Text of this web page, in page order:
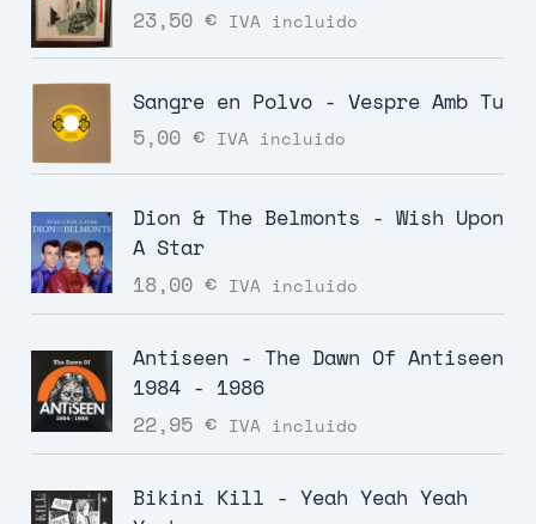
23,50€ IVA incluido
Sangre en Polvo - Vespre Amb Tu
5,00€ IVA incluido
Dion & The Belmonts - Wish Upon
A Star
18,00€ IVA incluido
Antiseen - The Dawn Of Antiseen
1984 - 1986
22,95€ IVA incluido
Bikini Kill - Yeah Yeah Yeah